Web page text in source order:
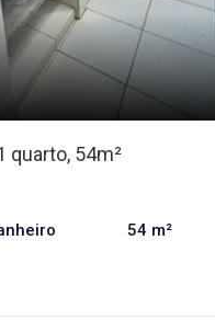
quarto, 54m²
54 m²